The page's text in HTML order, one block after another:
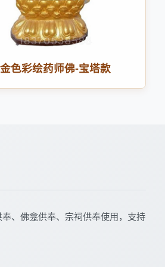
金色彩绘药师佛-宝塔款
、佛龛供奉、宗祠供奉使用，支持